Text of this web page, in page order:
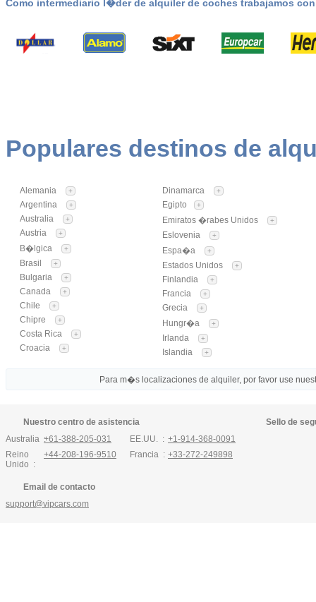
Como intermediario l�der de alquiler de coches trabajamos
Populares destinos de
Alemania +
Argentina +
Australia +
Austria +
B�lgica +
Brasil +
Bulgaria +
Canada +
Chile +
Chipre +
Costa Rica +
Croacia +
Dinamarca +
Egipto +
Emiratos �rabes Unidos +
Eslovenia +
Espa�a +
Estados Unidos +
Finlandia +
Francia +
Grecia +
Hungr�a +
Irlanda +
Islandia +
Para m�s localizaciones de alquiler, por favor use
Nuestro centro de asistencia
Australia :+61-388-205-031
Reino
Unido :
+44-208-196-9510
EE.UU. : +1-914-368-0091
Francia : +33-272-249898
Email de contacto
support@vipcars.com
Sello de